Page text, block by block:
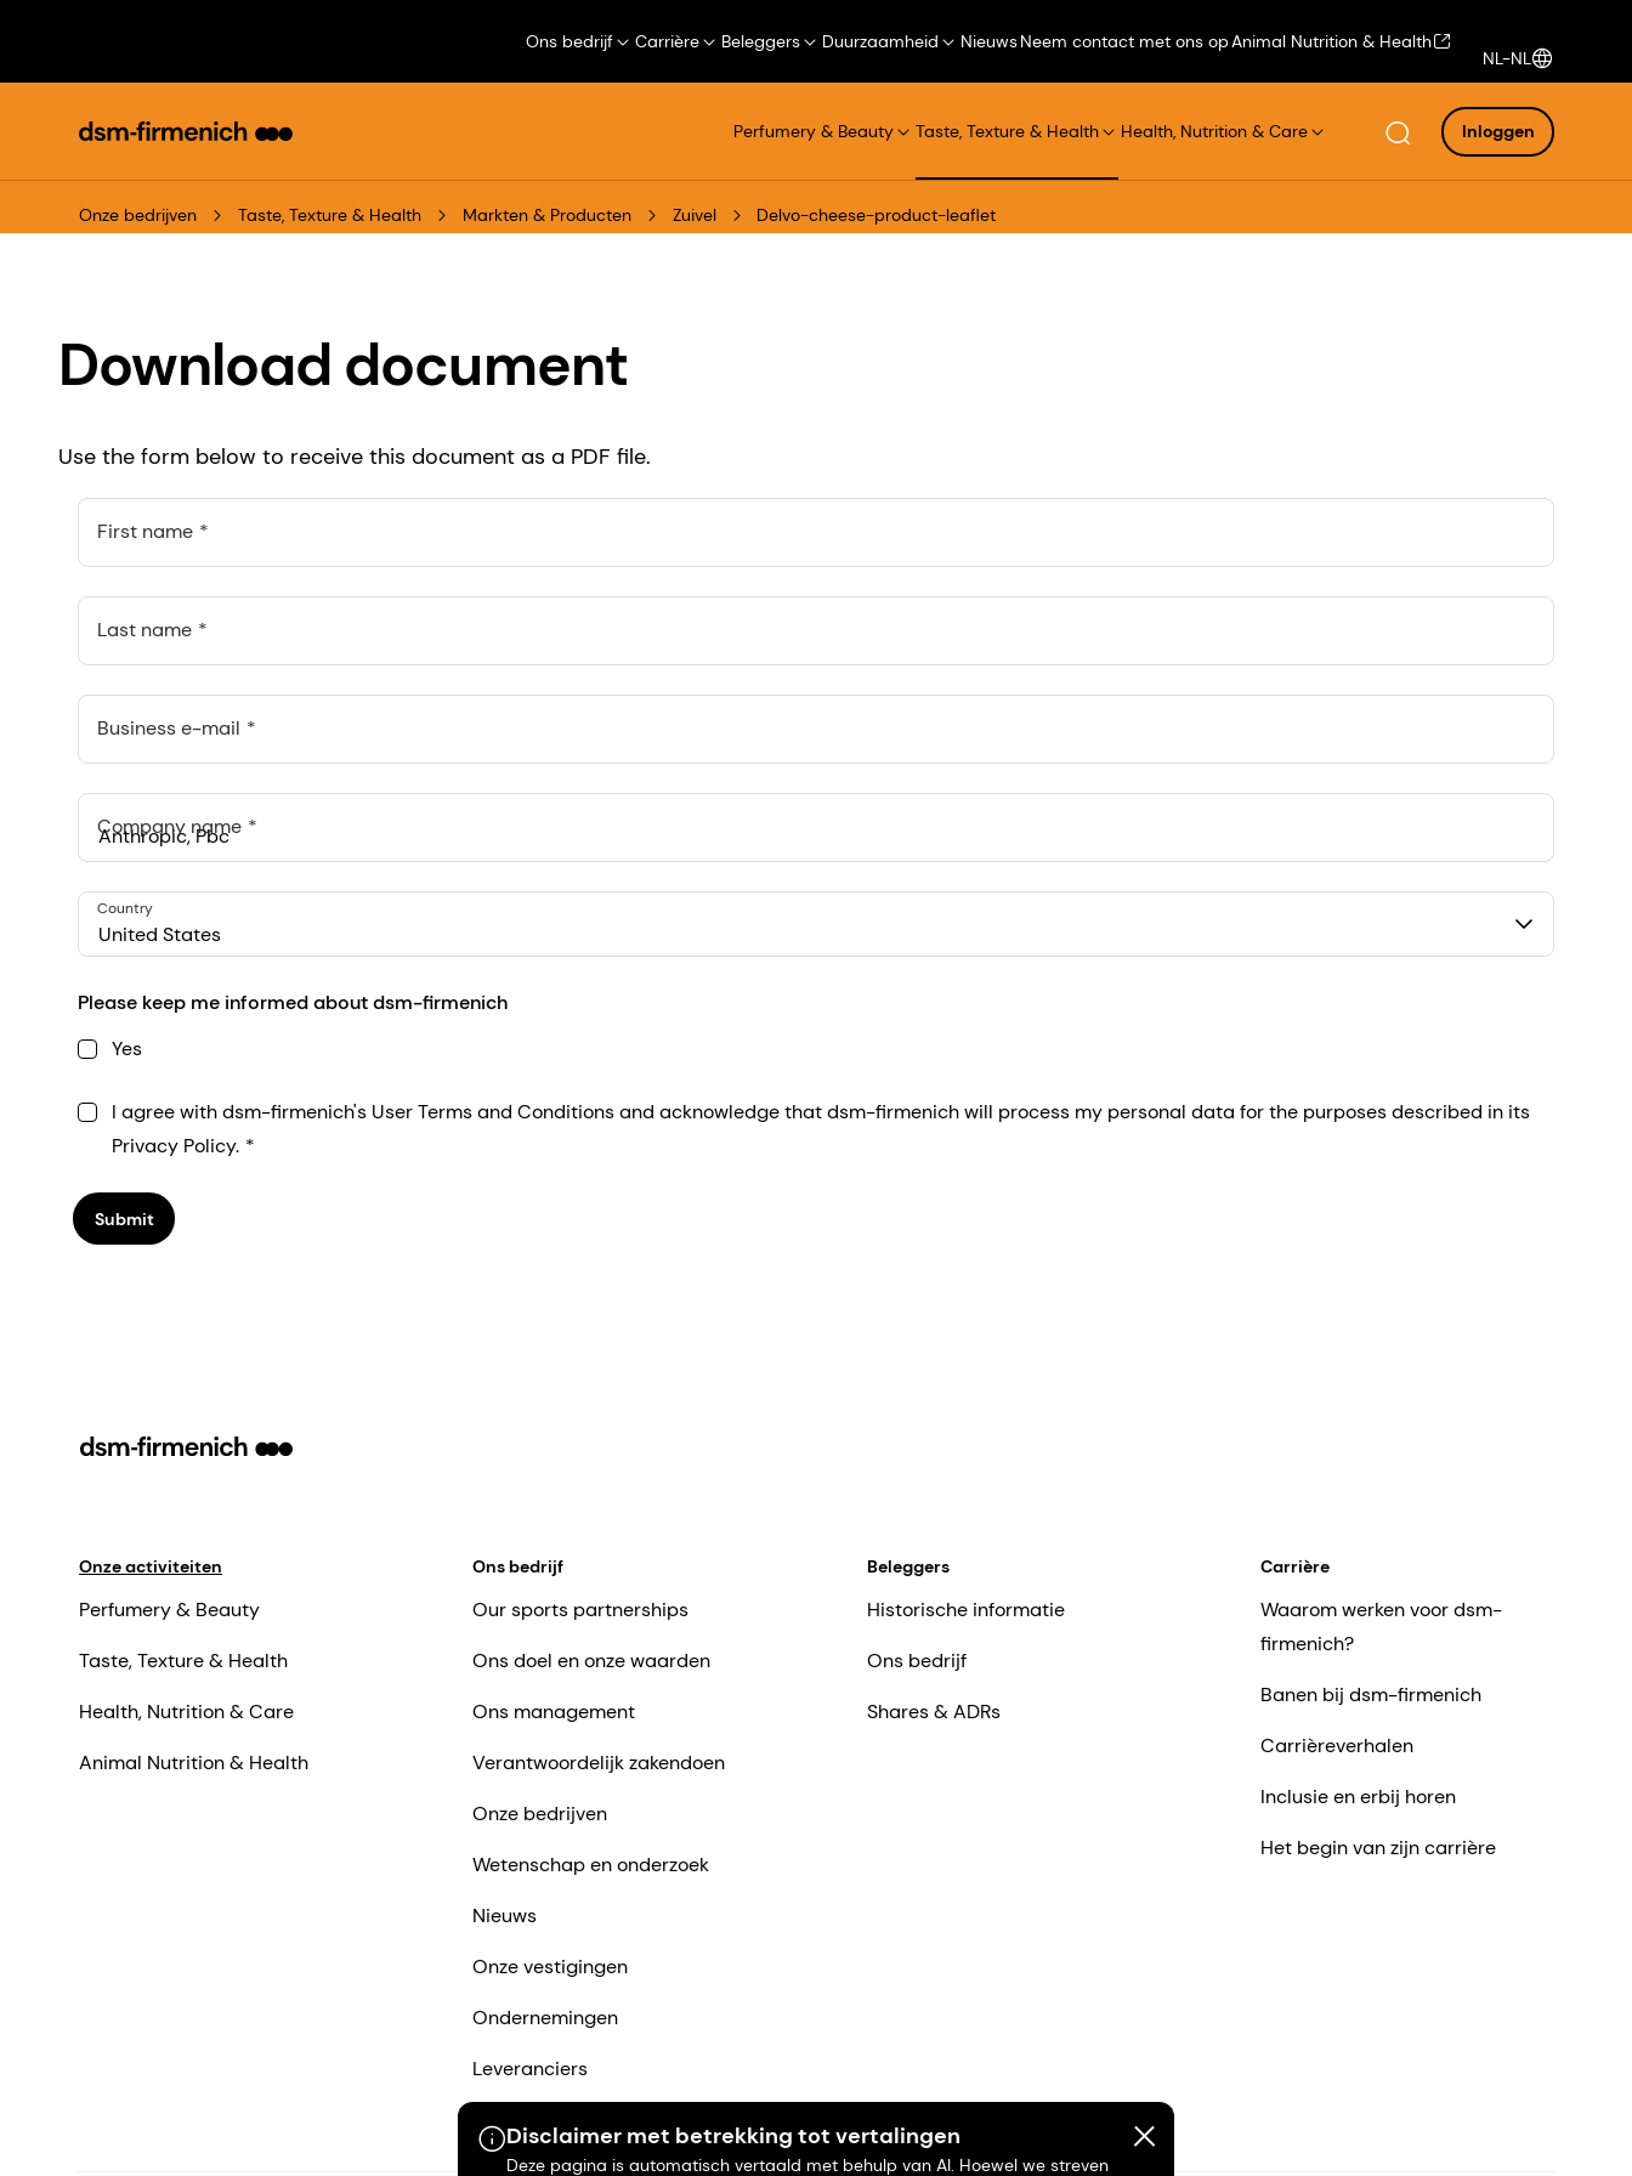
Ons bedrijf Carrière Beleggers Duurzaamheid NieuwsNeem contact met ons opAnimal Nutrition & Health
NL-NL
Perfumery & Beauty Taste, Texture & Health Health, Nutrition & Care Inloggen
Onze bedrijven Taste, Texture & Health Markten & Producten Zuivel Delvo-cheese-product-leaflet
Download document
Use the form below to receive this document as a PDF file.
First name
Last name
Business e-mail
Company name
Anthropic, PBC
548 Market St Pmb 90375, San Francisco, California, US
United States
Country
Please keep me informed about dsm-firmenich
Yes
I agree with dsm-firmenich's User Terms and Conditions and acknowledge that dsm-firmenich will process my personal data for the purposes described in its
Privacy Policy.
Submit
Disclaimer met betrekking tot vertalingen
Deze pagina is automatisch vertaald met behulp van AI. Hoewel we streven
Onze activiteiten
Perfumery & Beauty
Taste, Texture & Health
Health, Nutrition & Care
Animal Nutrition & Health
Ons bedrijf
Our sports partnerships
Ons doel en onze waarden
Ons management
Verantwoordelijk zakendoen
Onze bedrijven
Wetenschap en onderzoek
Nieuws
Onze vestigingen
Ondernemingen
Leveranciers
Neem contact met ons op
Beleggers
Historische informatie
Ons bedrijf
Shares & ADRs
Carrière
Waarom werken voor dsm-
firmenich?
Banen bij dsm-firmenich
Carrièreverhalen
Inclusie en erbij horen
Het begin van zijn carrière